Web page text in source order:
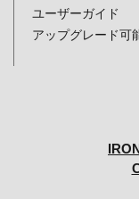
ユーザーガイド
アップグレード可